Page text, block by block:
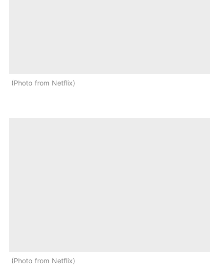
Photo from Netflix
Photo from Netflix